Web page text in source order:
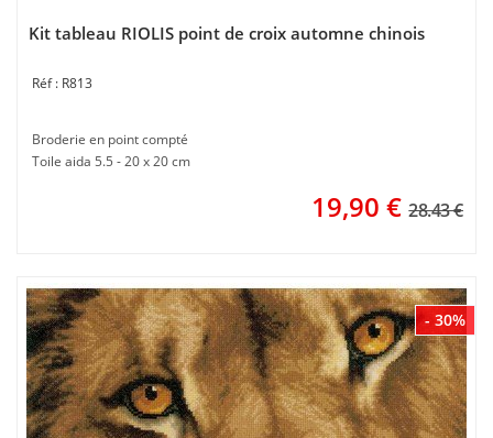
Kit tableau RIOLIS point de croix automne chinois
R813
Broderie en point compté
Toile aida 5.5 - 20 x 20 cm
19,90 € 28.43 €
- 30%